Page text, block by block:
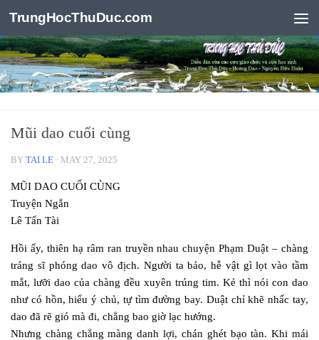
Skip to content
TrungHocThuDuc.com
Mũi dao cuối cùng
BY TAI LE · MAY 27, 2025
MŨI DAO CUỐI CÙNG
Truyện Ngắn
Lê Tấn Tài
Hồi ấy, thiên hạ râm ran truyền nhau chuyện Phạm Duật – chàng
tráng sĩ phóng dao vô địch. Người ta bảo, hễ vật gì lọt vào tầm
mắt, lưỡi dao của chàng đều xuyên trúng tim. Kẻ thì nói con dao
như có hồn, hiểu ý chủ, tự tìm đường bay. Duật chỉ khẽ nhấc tay,
dao đã rẽ gió mà đi, chẳng bao giờ lạc hướng.
Nhưng chàng chẳng màng danh lợi, chán ghét bạo tàn. Khi mái